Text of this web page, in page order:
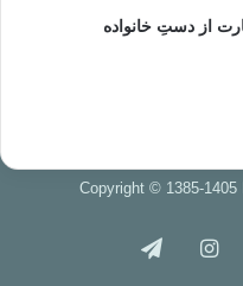
از دستِ خانواده
Copyright © 1385-
اینستاگرام